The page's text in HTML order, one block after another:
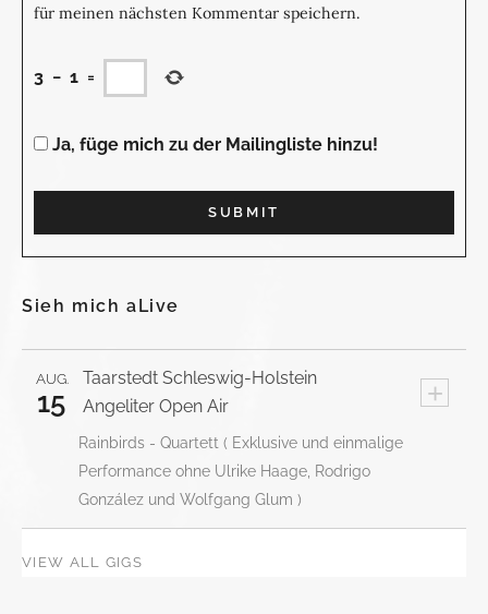
für meinen nächsten Kommentar speichern.
3 − 1 =
Ja, füge mich zu der Mailingliste hinzu!
Sieh mich aLive
Taarstedt Schleswig-Holstein +
AUG.
15 Angeliter Open Air
Rainbirds - Quartett ( Exklusive und einmalige
Performance ohne Ulrike Haage, Rodrigo
González und Wolfgang Glum )
VIEW ALL GIGS